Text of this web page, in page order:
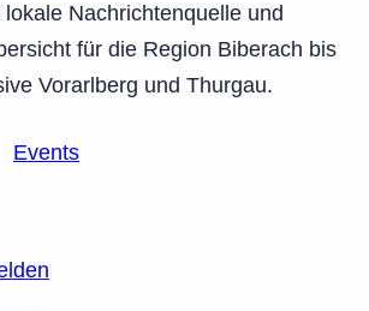
Nachrichtenquelle und
für die Region Biberach bis
Vorarlberg und Thurgau.
Events